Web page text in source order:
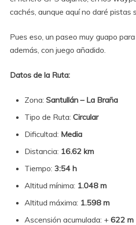
cachés, aunque aquí no daré pistas
Pues eso, un paseo muy guapo
además, con juego añadido.
Datos de la Ruta:
Zona: Santullán – La Braña
Tipo de Ruta: Circular
Dificultad: Media
Distancia: 16.62 km
Tiempo: 3:54 h
Altitud mínima: 1.048 m
Altitud máxima: 1.598 m
Ascensión acumulada: + 622 m